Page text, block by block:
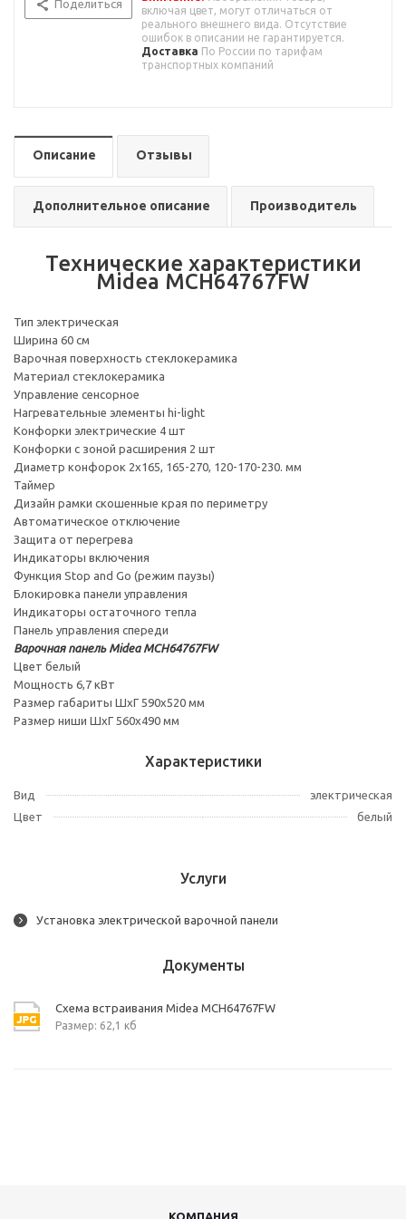
Поделиться
включая цвет, могут отличаться от
реального внешнего вида. Отсутствие
ошибок в описании не гарантируется.
Доставка По России по тарифам
транспортных компаний
Описание Отзывы
Дополнительное описание Производитель
Технические характеристики
Midea MCH64767FW
Тип электрическая
Ширина 60 см
Варочная поверхность стеклокерамика
Материал стеклокерамика
Управление сенсорное
Нагревательные элементы hi-light
Конфорки электрические 4 шт
Конфорки с зоной расширения 2 шт
Диаметр конфорок 2х165, 165-270, 120-170-230. мм
Таймер
Дизайн рамки скошенные края по периметру
Автоматическое отключение
Защита от перегрева
Индикаторы включения
Функция Stop and Go (режим паузы)
Блокировка панели управления
Индикаторы остаточного тепла
Панель управления спереди
Варочная панель Midea MCH64767FW
Цвет белый
Мощность 6,7 кВт
Размер габариты ШхГ 590х520 мм
Размер ниши ШхГ 560х490 мм
Характеристики
Вид
электрическая
Цвет
белый
Услуги
Установка электрической варочной панели
Документы
Схема встраивания Midea MCH64767FW
Размер: 62,1 кб
КОМПАНИЯ